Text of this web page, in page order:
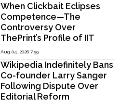
When Clickbait Eclipses
Competence—The
Controversy Over
ThePrint’s Profile of IIT
Madras Director V.
Kamakoti
Aug 04, 2026 7:59
Wikipedia Indefinitely Bans
Co-founder Larry Sanger
Following Dispute Over
Editorial Reform